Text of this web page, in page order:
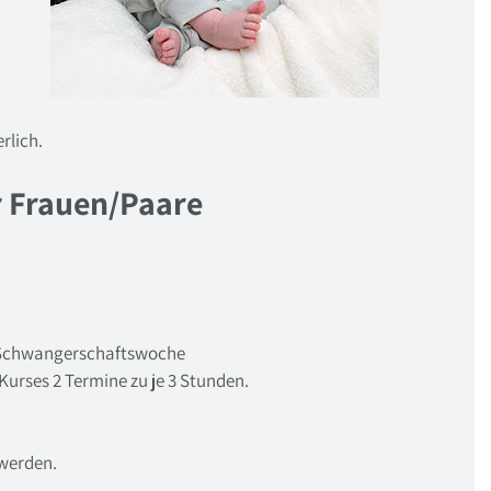
Paare
2 Termine zu je 3 Stunden.